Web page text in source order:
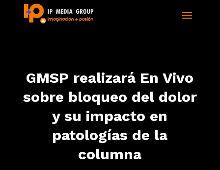
GMSP realizará En Vivo
sobre bloqueo del dolor
y su impacto en
patologías de la
columna